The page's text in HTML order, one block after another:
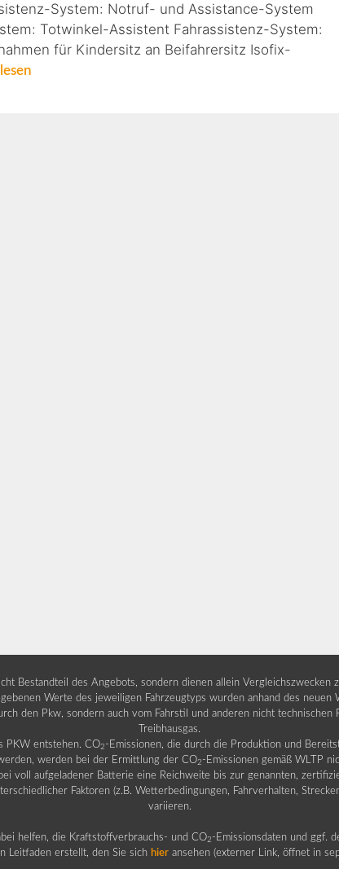
System: Notruf- und Assistance-System
Totwinkel-Assistent Fahrassistenz-System:
für Kindersitz an Beifahrersitz Isofix-
Bestandteil des Angebots, sondern dienen allein
Werte des jeweiligen Fahrzeugtyps wurden anhand des
den Pkw, sondern auch vom Fahrstil und anderen nicht technischen
Treibhausgas.
PKW entstehen. CO2 -Emissionen, die durch die Produktion und
werden bei der Ermittlung der CO2 -Emissionen gemäß WLTP
voll aufgeladener Batterie eine Reichweite bis zur genannten,
Faktoren (z.B. Wetterbedingungen, Fahrverhalten,
variieren.
helfen, die Kraftstoffverbrauchs- und CO2 -Emissionsdaten und ggf.
Leitfaden erstellt, den Sie sich hier ansehen (externer Link, öffnet in